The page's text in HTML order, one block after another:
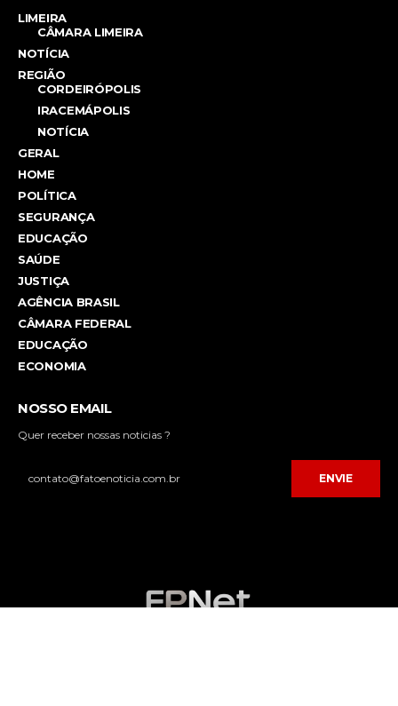
LIMEIRA
CÂMARA LIMEIRA
NOTÍCIA
REGIÃO
CORDEIRÓPOLIS
IRACEMÁPOLIS
NOTÍCIA
GERAL
HOME
POLÍTICA
SEGURANÇA
EDUCAÇÃO
SAÚDE
JUSTIÇA
AGÊNCIA BRASIL
CÂMARA FEDERAL
EDUCAÇÃO
ECONOMIA
NOSSO EMAIL
Quer receber nossas noticias ?
ENVIE